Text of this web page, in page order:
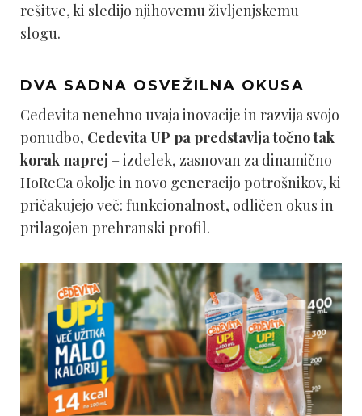
rešitve, ki sledijo njihovemu življenjskemu
slogu.
DVA SADNA OSVEŽILNA OKUSA
Cedevita nenehno uvaja inovacije in razvija svojo
ponudbo, Cedevita UP pa predstavlja točno tak
korak naprej – izdelek, zasnovan za dinamično
HoReCa okolje in novo generacijo potrošnikov, ki
pričakujejo več: funkcionalnost, odličen okus in
prilagojen prehranski profil.